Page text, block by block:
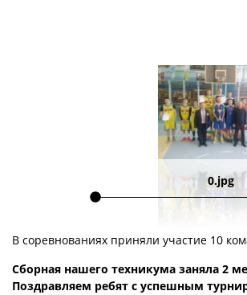
0.jpg
В соревнованиях приняли участие 10
Сборная нашего техникума заняла 2
Поздравляем ребят с успешным